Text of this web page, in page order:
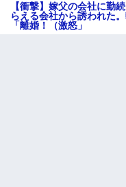
【衝撃】嫁父の会社に勤
らえる会社から誘われた
「離婚！（激怒」